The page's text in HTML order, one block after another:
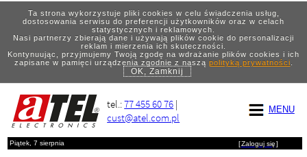
Ta strona wykorzystuje pliki cookies w celu świadczenia usług,
dostosowania serwisu do preferencji użytkowników oraz w celach
statystycznych i reklamowych.
Nasi partnerzy zbierają dane i używają plików cookie do personalizacji
reklam i mierzenia ich skuteczności.
Kontynuując, przyjmujemy Twoją zgodę na wdrażanie plików cookies i ich
zapisane w pamięci urządzenia zgodnie z naszą polityką prywatności.
OK, Zamknij
MENU
tel.:77 455 60 76 |
cust@atel.com.pl
Piątek, 7 sierpnia [Zaloguj się]